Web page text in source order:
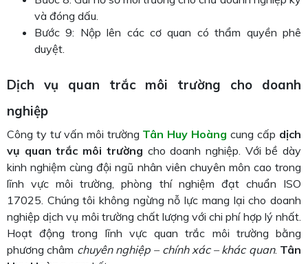
và đóng dấu.
Bước 9: Nộp lên các cơ quan có thẩm quyền phê
duyệt.
Dịch vụ quan trắc môi trường cho doanh
nghiệp
Công ty tư vấn môi trường Tân Huy Hoàng cung cấp dịch
vụ quan trắc môi trường cho doanh nghiệp. Với bề dày
kinh nghiệm cùng đội ngũ nhân viên chuyên môn cao trong
lĩnh vực môi trường, phòng thí nghiệm đạt chuẩn ISO
17025. Chúng tôi không ngừng nỗ lực mang lại cho doanh
nghiệp dịch vụ môi trường chất lượng với chi phí hợp lý nhất.
Hoạt động trong lĩnh vực quan trắc môi trường bằng
phương châm chuyên nghiệp – chính xác – khác quan. Tân